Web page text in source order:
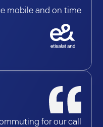
mobile and on time.
for our call